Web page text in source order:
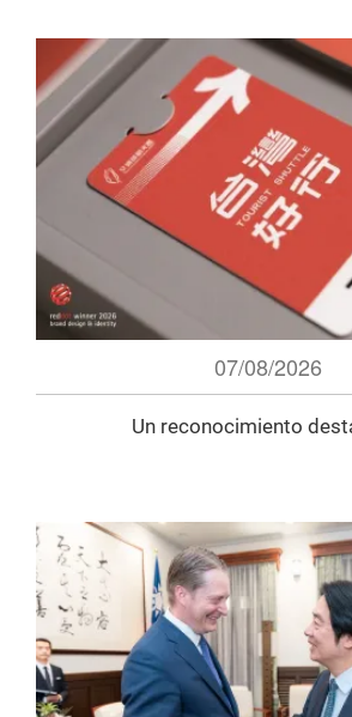
07/08/2026
Un reconocimiento